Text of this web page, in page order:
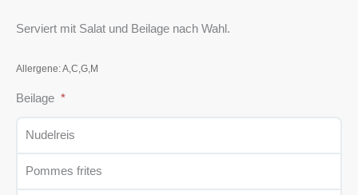
Serviert mit Salat und Beilage nach Wahl.
Allergene: A,C,G,M
Beilage
Nudelreis
Pommes frites